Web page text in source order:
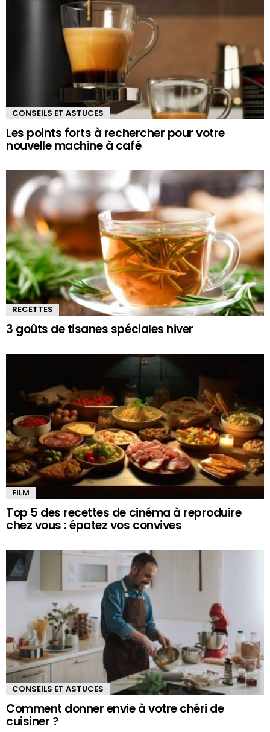
CONSEILS ET ASTUCES
Les points forts à rechercher pour votre
nouvelle machine à café
RECETTES
3 goûts de tisanes spéciales hiver
FILM
Top 5 des recettes de cinéma à reproduire
chez vous : épatez vos convives
CONSEILS ET ASTUCES
Comment donner envie à votre chéri de
cuisiner ?